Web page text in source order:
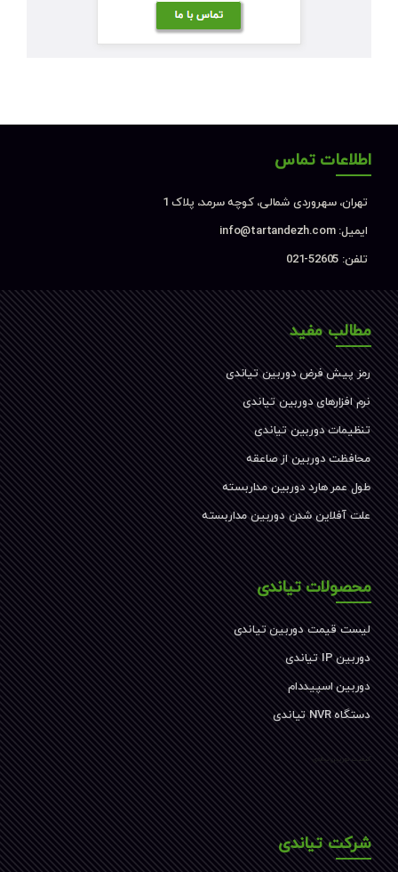
اطلاعات تماس
تهران، سهروردی شمالی، کوچه سرمد، پلاک 1
ایمیل: info@tartandezh.com
تلفن: 52605-021
مطالب مفید
رمز پیش فرض دوربین تیاندی
نرم افزارهای دوربین تیاندی
تنظیمات دوربین تیاندی
محافظت دوربین از صاعقه
طول عمر هارد دوربین مداربسته
علت آفلاین شدن دوربین مداربسته
محصولات تیاندی
لیست قیمت دوربین تیاندی
دوربین IP تیاندی
دوربین اسپیددام
دستگاه NVR تیاندی
کیفیت دوربین تیاندی
شرکت تیاندی